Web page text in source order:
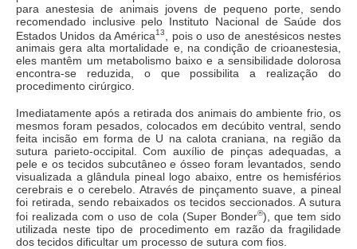
para anestesia de animais jovens de pequeno porte, sendo
recomendado inclusive pelo Instituto Nacional de Saúde dos
Estados Unidos da América13
, pois o uso de anestésicos nestes
animais gera alta mortalidade e, na condição de crioanestesia,
eles mantêm um metabolismo baixo e a sensibilidade dolorosa
encontra-se reduzida, o que possibilita a realização do
procedimento cirúrgico.
Imediatamente após a retirada dos animais do ambiente frio, os
mesmos foram pesados, colocados em decúbito ventral, sendo
feita incisão em forma de U na calota craniana, na região da
sutura parieto-occipital. Com auxílio de pinças adequadas, a
pele e os tecidos subcutâneo e ósseo foram levantados, sendo
visualizada a glândula pineal logo abaixo, entre os hemisférios
cerebrais e o cerebelo. Através de pinçamento suave, a pineal
foi retirada, sendo rebaixados os tecidos seccionados. A sutura
foi realizada com o uso de cola (Super Bonder®), que tem sido
utilizada neste tipo de procedimento em razão da fragilidade
dos tecidos dificultar um processo de sutura com fios.